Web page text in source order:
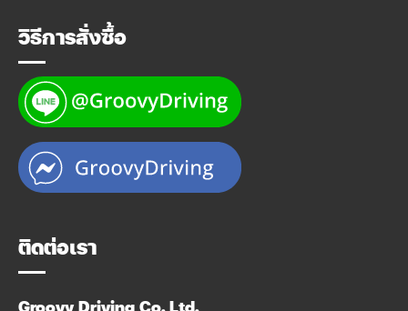
วิธีการสั่งซื้อ
ติดต่อเรา
Groovy Driving Co.,Ltd.